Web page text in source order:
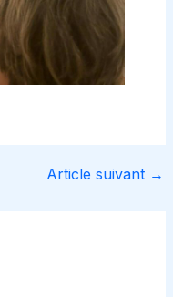
Article suivant →